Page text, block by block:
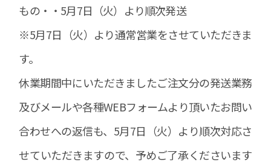
もの・・5月7日（火）より順次発送
※5月7日（火）より通常営業をさせていただきま
す。
休業期間中にいただきましたご注文分の発送業務
及びメールや各種WEBフォームより頂いたお問い
合わせへの返信も、5月7日（火）より順次対応さ
せていただきますので、予めご了承くださいます